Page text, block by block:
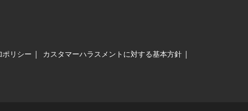
ポリシー
カスタマーハラスメントに対する基本方針